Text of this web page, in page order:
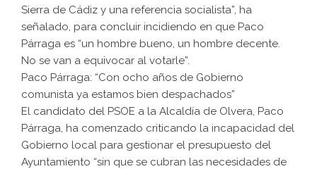
Sierra de Cádiz y una referencia socialista”, ha
señalado, para concluir incidiendo en que Paco
Párraga es “un hombre bueno, un hombre decente.
No se van a equivocar al votarle”.
Paco Párraga: “Con ocho años de Gobierno
comunista ya estamos bien despachados”
El candidato del PSOE a la Alcaldía de Olvera, Paco
Párraga, ha comenzado criticando la incapacidad del
Gobierno local para gestionar el presupuesto del
Ayuntamiento “sin que se cubran las necesidades de